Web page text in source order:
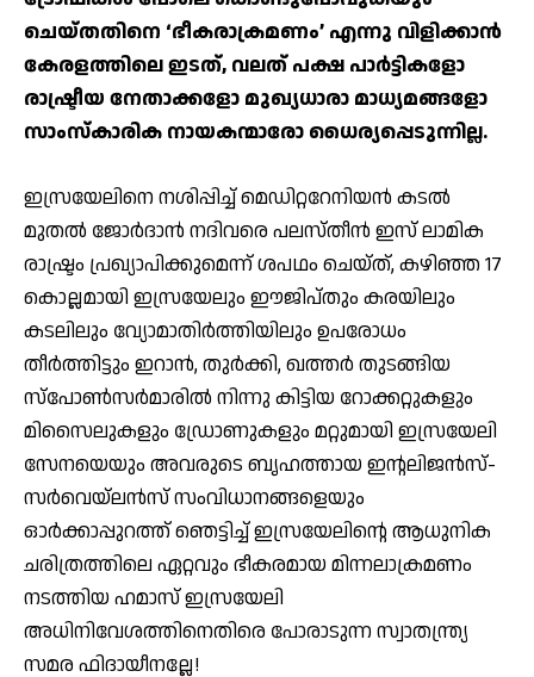
ചെയ്തതിനെ ‘ഭീകരാക്രമണം’ എന്നു വിളിക്കാന്‍
കേരളത്തിലെ ഇടത്, വലത് പക്ഷ പാര്‍ട്ടികളോ
രാഷ്ട്രീയ നേതാക്കളോ മുഖ്യധാരാ മാധ്യമങ്ങളോ
സാംസ്‌കാരിക നായകന്മാരോ ധൈര്യപ്പെടുന്നില്ല.
ഇസ്രയേലിനെ നശിപ്പിച്ച് മെഡിറ്ററേനിയന്‍ കടല്‍
മുതല്‍ ജോര്‍ദാന്‍ നദിവരെ പലസ്തീന്‍ ഇസ് ലാമിക
രാഷ്ട്രം പ്രഖ്യാപിക്കുമെന്ന് ശപഥം ചെയ്ത്, കഴിഞ്ഞ 17
കൊല്ലമായി ഇസ്രയേലും ഈജിപ്തും കരയിലും
കടലിലും വ്യോമാതിര്‍ത്തിയിലും ഉപരോധം
തീര്‍ത്തിട്ടും ഇറാന്‍, തുര്‍ക്കി, ഖത്തര്‍ തുടങ്ങിയ
സ്പോണ്‍സര്‍മാരില്‍ നിന്നു കിട്ടിയ റോക്കറ്റുകളും
മിസൈലുകളും ഡ്രോണുകളും മറ്റുമായി ഇസ്രയേലി
സേനയെയും അവരുടെ ബൃഹത്തായ ഇന്റലിജന്‍സ്-
സര്‍വെയ്ലന്‍സ് സംവിധാനങ്ങളെയും
ഓര്‍ക്കാപ്പുറത്ത് ഞെട്ടിച്ച് ഇസ്രയേലിന്റെ ആധുനിക
ചരിത്രത്തിലെ ഏറ്റവും ഭീകരമായ മിന്നലാക്രമണം
നടത്തിയ ഹമാസ് ഇസ്രയേലി
അധിനിവേശത്തിനെതിരെ പോരാടുന്ന സ്വാതന്ത്ര്യ
സമര ഫിദായീനല്ലേ!